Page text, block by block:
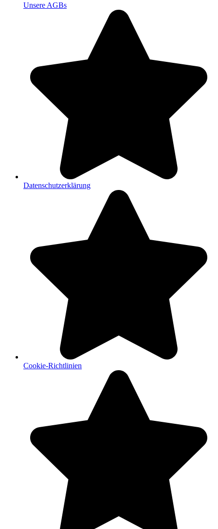
Unsere AGBs
Datenschutzerklärung
Cookie-Richtlinien